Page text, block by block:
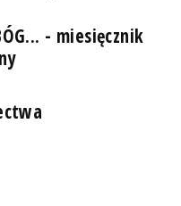
- miesięcznik